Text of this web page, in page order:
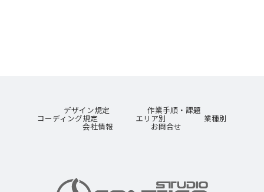
デザイン規定 作業手順・課題
コーディング規定 エリア別 業種別
会社情報 お問合せ